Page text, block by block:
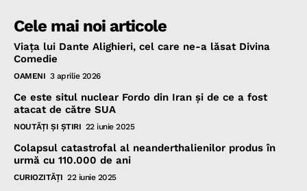
Cele mai noi articole
Viața lui Dante Alighieri, cel care ne-a lăsat Divina
Comedie
OAMENI 3 aprilie 2026
Ce este situl nuclear Fordo din Iran și de ce a fost
atacat de către SUA
NOUTĂŢI ŞI ŞTIRI 22 iunie 2025
Colapsul catastrofal al neanderthalienilor produs în
urmă cu 110.000 de ani
CURIOZITĂŢI 22 iunie 2025